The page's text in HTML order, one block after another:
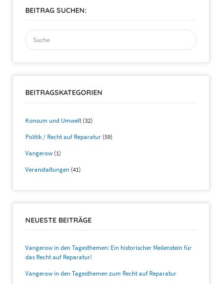
BEITRAG SUCHEN:
Suchen
nach:
BEITRAGSKATEGORIEN
Konsum und Umwelt(32)
Politik / Recht auf Reparatur (59)
Vangerow (1)
Veranstaltungen (41)
NEUESTE BEITRÄGE
Vangerow in den Tagesthemen: Ein historischer Meilenstein für
das Recht auf Reparatur!
Vangerow in den Tagesthemen zum Recht auf Reparatur